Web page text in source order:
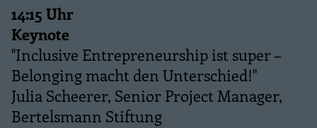
14:15 Uhr
Keynote
"Inclusive Entrepreneurship ist super –
Belonging macht den Unterschied!"
Julia Scheerer, Senior Project Manager,
Bertelsmann Stiftung